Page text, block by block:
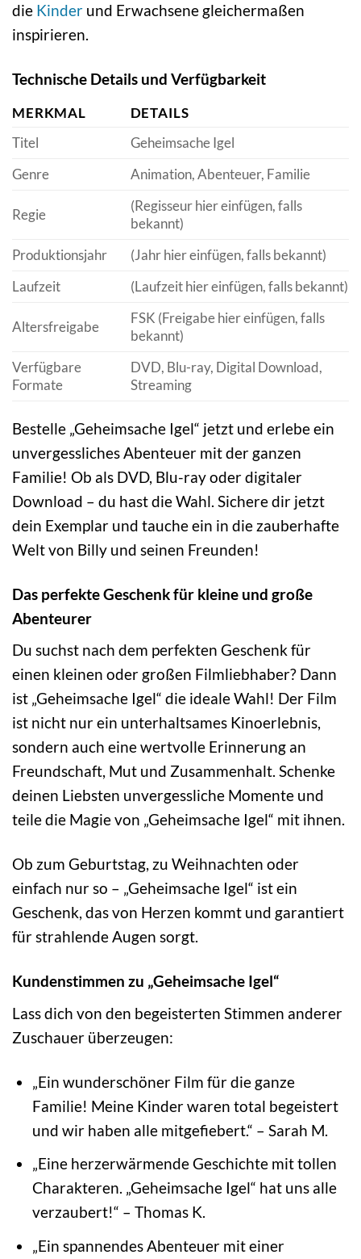
die Kinder und Erwachsene gleichermaßen
inspirieren.
Technische Details und Verfügbarkeit
MERKMAL
DETAILS
Titel
Geheimsache Igel
Genre
Animation, Abenteuer, Familie
Regie
(Regisseur hier einfügen, falls
bekannt)
Produktionsjahr
(Jahr hier einfügen, falls bekannt)
Laufzeit
(Laufzeit hier einfügen, falls bekannt)
Altersfreigabe
FSK (Freigabe hier einfügen, falls
bekannt)
Verfügbare
Formate
DVD, Blu-ray, Digital Download,
Streaming
Bestelle „Geheimsache Igel“ jetzt und erlebe ein
unvergessliches Abenteuer mit der ganzen
Familie! Ob als DVD, Blu-ray oder digitaler
Download – du hast die Wahl. Sichere dir jetzt
dein Exemplar und tauche ein in die zauberhafte
Welt von Billy und seinen Freunden!
Das perfekte Geschenk für kleine und große
Abenteurer
Du suchst nach dem perfekten Geschenk für
einen kleinen oder großen Filmliebhaber? Dann
ist „Geheimsache Igel“ die ideale Wahl! Der Film
ist nicht nur ein unterhaltsames Kinoerlebnis,
sondern auch eine wertvolle Erinnerung an
Freundschaft, Mut und Zusammenhalt. Schenke
deinen Liebsten unvergessliche Momente und
teile die Magie von „Geheimsache Igel“ mit ihnen.
Ob zum Geburtstag, zu Weihnachten oder
einfach nur so – „Geheimsache Igel“ ist ein
Geschenk, das von Herzen kommt und garantiert
für strahlende Augen sorgt.
Kundenstimmen zu „Geheimsache Igel“
Lass dich von den begeisterten Stimmen anderer
Zuschauer überzeugen:
„Ein wunderschöner Film für die ganze
Familie! Meine Kinder waren total begeistert
und wir haben alle mitgefiebert.“ – Sarah M.
„Eine herzerwärmende Geschichte mit tollen
Charakteren. „Geheimsache Igel“ hat uns alle
verzaubert!“ – Thomas K.
„Ein spannendes Abenteuer mit einer